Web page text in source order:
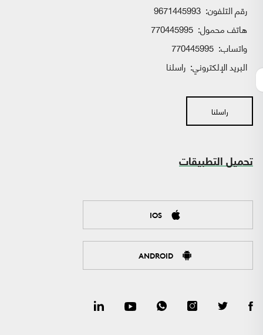
رقم التلفون: 9671445993
هاتف محمول: 770445995
واتساب:
البريد الإلكتروني: راسلنا
راسلنا
تحميل التطبيقات
IOS
ANDROID